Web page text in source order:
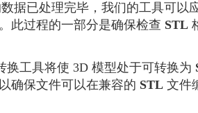
据已处理完毕，我们的工具可以
此过程的一部分是确保检查 STL
换工具将使 3D 模型处于可转换为
确保文件可以在兼容的 STL 文件